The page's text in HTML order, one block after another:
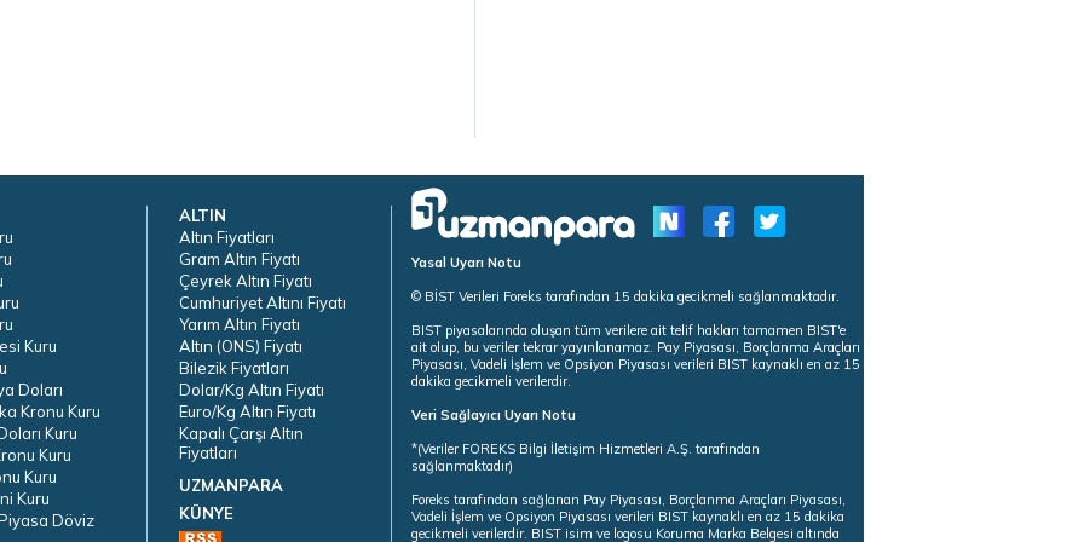
Kuru
Doları
Kronu Kuru
Kuru
Kuru
Kuru
Kuru
Döviz
ALTIN
Altın Fiyatları
Gram Altın Fiyatı
Çeyrek Altın Fiyatı
Cumhuriyet Altını Fiyatı
Yarım Altın Fiyatı
Altın (ONS) Fiyatı
Bilezik Fiyatları
Dolar/Kg Altın Fiyatı
Euro/Kg Altın Fiyatı
Kapalı Çarşı Altın
Fiyatları
UZMANPARA
KÜNYE
Yasal Uyarı Notu
© BİST Verileri Foreks tarafından 15 dakika gecikmeli sağlanmaktadır.
BIST piyasalarında oluşan tüm verilere ait telif hakları tamamen BIST'e
ait olup, bu veriler tekrar yayınlanamaz. Pay Piyasası, Borçlanma Araçları
Piyasası, Vadeli İşlem ve Opsiyon Piyasası verileri BIST kaynaklı en az 15
dakika gecikmeli verilerdir.
Veri Sağlayıcı Uyarı Notu
*(Veriler FOREKS Bilgi İletişim Hizmetleri A.Ş. tarafından
sağlanmaktadır)
Foreks tarafından sağlanan Pay Piyasası, Borçlanma Araçları Piyasası,
Vadeli İşlem ve Opsiyon Piyasası verileri BIST kaynaklı en az 15 dakika
gecikmeli verilerdir. BIST isim ve logosu Koruma Marka Belgesi altında